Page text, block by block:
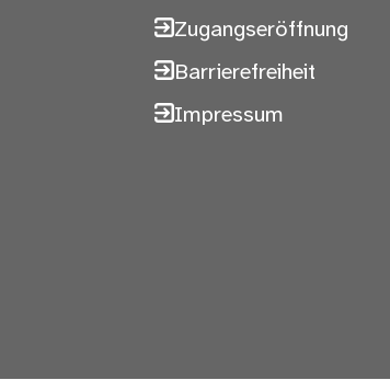
Zugangseröffnung
Barrierefreiheit
Impressum